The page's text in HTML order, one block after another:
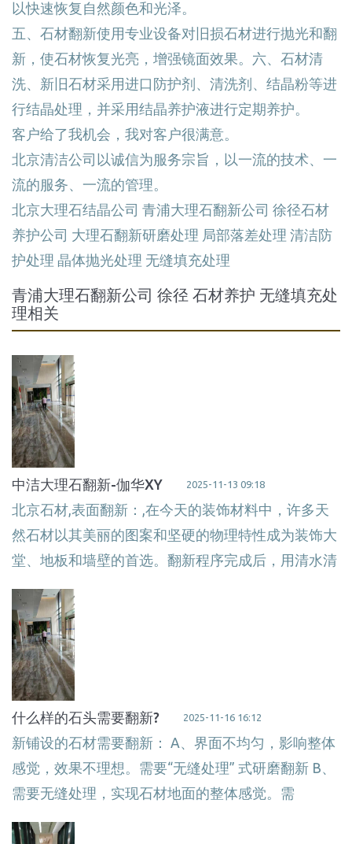
以快速恢复自然颜色和光泽。
五、 石材翻新使用专业设备对旧损石材进行抛光和翻
新，使石材恢复光亮，增强镜面效果。六、 石材清
洗、新旧石材采用进口防护剂、清洗剂、结晶粉等进
行结晶处理，并采用结晶养护液进行定期养护。
客户给了我机会，我对客户很满意。
北京清洁公司以诚信为服务宗旨，以一流的技术、一
流的服务、一流的管理。
北京大理石结晶公司 青浦大理石翻新公司 徐径石材
养护公司 大理石翻新研磨处理 局部落差处理 清洁防
护处理 晶体抛光处理 无缝填充处理
青浦大理石翻新公司 徐径 石材养护 无缝填充处
理相关
中洁大理石翻新-伽华XY 2025-11-13 09:18
北京石材,表面翻新：,在今天的装饰材料中，许多天
然石材以其美丽的图案和坚硬的物理特性成为装饰大
堂、地板和墙壁的首选。翻新程序完成后，用清水清
什么样的石头需要翻新? 2025-11-16 16:12
新铺设的石材需要翻新： A、界面不均匀，影响整体
感觉，效果不理想。需要“无缝处理” 式研磨翻新 B、
需要无缝处理，实现石材地面的整体感觉。需